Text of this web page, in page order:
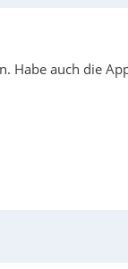
Habe auch die